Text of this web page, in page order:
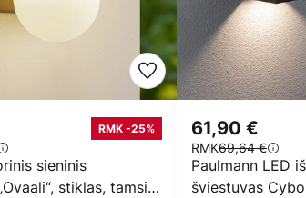
sieninis
stiklas, tamsiai
RMK -25%
Paulmann LED
šviestuvas
61,90 €
RMK69,64 €